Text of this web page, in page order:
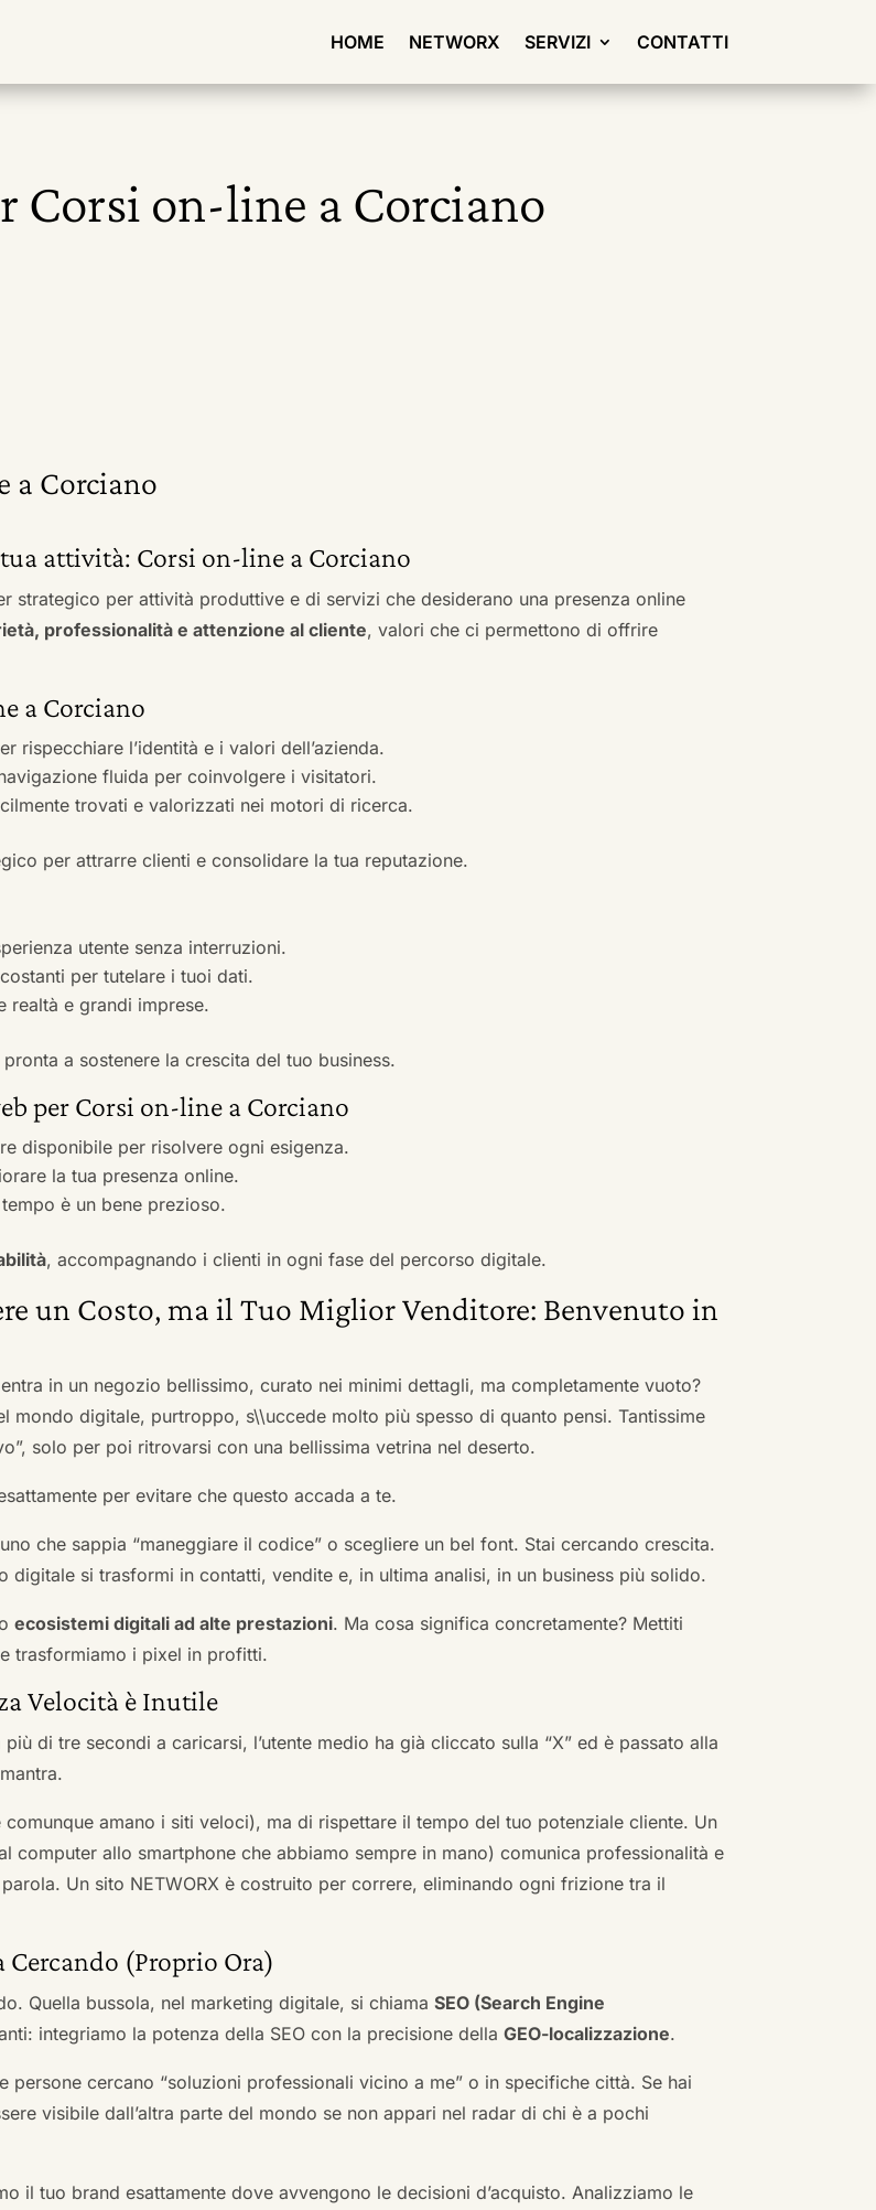
HOME NETWORX SERVIZI CONTATTI
Corsi on-line a Corciano
a Corciano
attività: Corsi on-line a Corciano
strategico per attività produttive e di servizi che desiderano una presenza online
professionalità e attenzione al cliente, valori che ci permettono di offrire
a Corciano
rispecchiare l’identità e i valori dell’azienda.
fluida per coinvolgere i visitatori.
trovati e valorizzati nei motori di ricerca.
per attrarre clienti e consolidare la tua reputazione.
utente senza interruzioni.
per tutelare i tuoi dati.
realtà e grandi imprese.
a sostenere la crescita del tuo business.
per Corsi on-line a Corciano
disponibile per risolvere ogni esigenza.
la tua presenza online.
è un bene prezioso.
, accompagnando i clienti in ogni fase del percorso digitale.
un Costo, ma il Tuo Miglior Venditore: Benvenuto in
in un negozio bellissimo, curato nei minimi dettagli, ma completamente vuoto?
mondo digitale, purtroppo, s\\uccede molto più spesso di quanto pensi. Tantissime
solo per poi ritrovarsi con una bellissima vetrina nel deserto.
per evitare che questo accada a te.
che sappia “maneggiare il codice” o scegliere un bel font. Stai cercando crescita.
si trasformi in contatti, vendite e, in ultima analisi, in un business più solido.
ecosistemi digitali ad alte prestazioni. Ma cosa significa concretamente? Mettiti
trasformiamo i pixel in profitti.
Velocità è Inutile
di tre secondi a caricarsi, l’utente medio ha già cliccato sulla “X” ed è passato alla
amano i siti veloci), ma di rispettare il tempo del tuo potenziale cliente. Un
allo smartphone che abbiamo sempre in mano) comunica professionalità e
Un sito NETWORX è costruito per correre, eliminando ogni frizione tra il
Cercando (Proprio Ora)
Quella bussola, nel marketing digitale, si chiamaSEO (Search Engine
integriamo la potenza della SEO con la precisione dellaGEO-localizzazione.
persone cercano “soluzioni professionali vicino a me” o in specifiche città. Se hai
visibile dall’altra parte del mondo se non appari nel radar di chi è a pochi
il tuo brand esattamente dove avvengono le decisioni d’acquisto. Analizziamo le